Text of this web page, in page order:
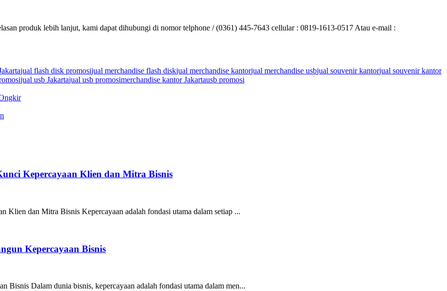
produk lebih lanjut, kami dapat dihubungi di nomor telphone / (0361) 445-7643 cellular : 0819-1613-0517 Atau e-mail :
jual flash disk promosijual merchandise flash diskjual merchandise kantorjual merchandise usbjual souvenir kantorjual souvenir kantor
jual usb Jakartajual usb promosimerchandise kantor Jakartausb promosi
Kepercayaan Klien dan Mitra Bisnis
dan Mitra Bisnis Kepercayaan adalah fondasi utama dalam setiap ...
Kepercayaan Bisnis
Bisnis Dalam dunia bisnis, kepercayaan adalah fondasi utama dalam men...